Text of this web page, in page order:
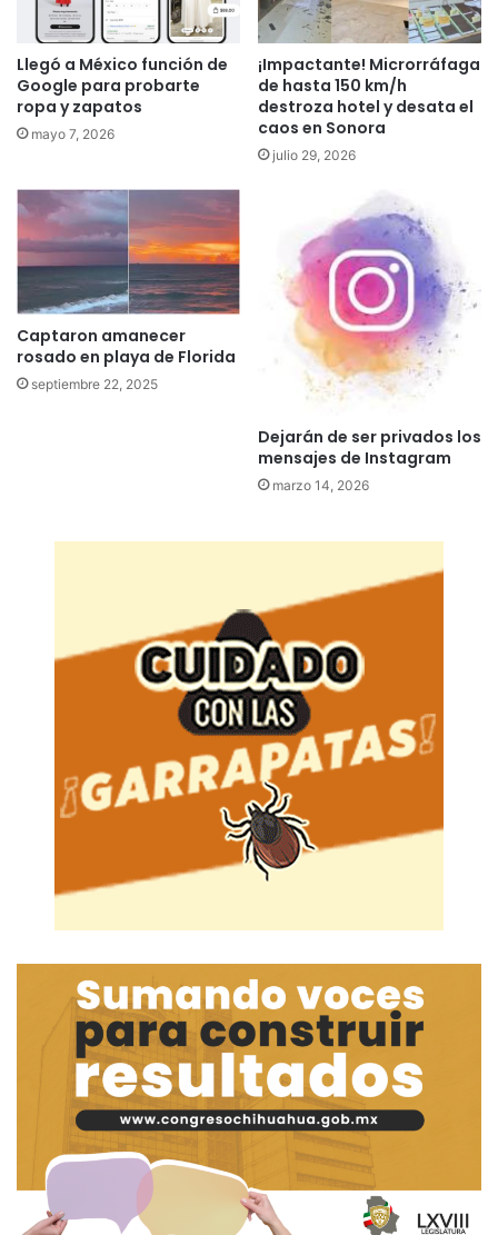
Llegó a México función de
Google para probarte
ropa y zapatos
mayo 7, 2026
¡Impactante! Microrráfaga
de hasta 150 km/h
destroza hotel y desata el
caos en Sonora
julio 29, 2026
Captaron amanecer
rosado en playa de Florida
septiembre 22, 2025
Dejarán de ser privados los
mensajes de Instagram
marzo 14, 2026